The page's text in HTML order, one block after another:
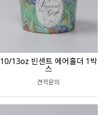
10/13oz 빈센트 에어홀더 1박
스
견적문의